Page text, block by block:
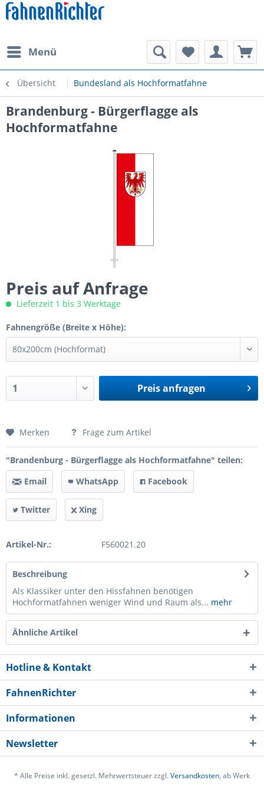
Menü
Übersicht Bundesland als Hochformatfahne
Brandenburg - Bürgerflagge als
Hochformatfahne
Preis auf Anfrage
Lieferzeit 1 bis 3 Werktage
Fahnengröße (Breite x Höhe):
Preis anfragen
Preis anfragen
Merken Frage zum Artikel
"Brandenburg - Bürgerflagge als Hochformatfahne" teilen:
Email
WhatsApp Facebook
Twitter Xing
Artikel-Nr.: F560021.20
Beschreibung
Als Klassiker unter den Hissfahnen benötigen
Hochformatfahnen weniger Wind und Raum als... mehr
Ähnliche Artikel
Hotline & Kontakt
FahnenRichter
Informationen
Newsletter
* Alle Preise inkl. gesetzl. Mehrwertsteuer zzgl.Versandkosten, ab Werk